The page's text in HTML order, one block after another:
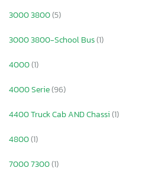
3000 3800(5)
3000 3800-School Bus(1)
4000(1)
4000 Serie(96)
4400 Truck Cab AND Chassi(1)
4800(1)
7000 7300(1)